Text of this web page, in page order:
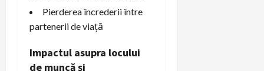
Pierderea încrederii între
partenerii de viață
Impactul asupra locului
de muncă și